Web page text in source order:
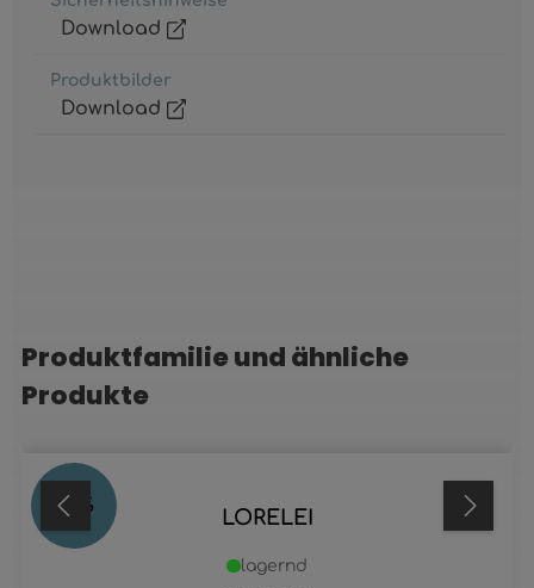
Download
Produktbilder
Download
Produktgalerie überspringen
Produktfamilie und ähnliche
Produkte
25 % LORELEI
lagernd